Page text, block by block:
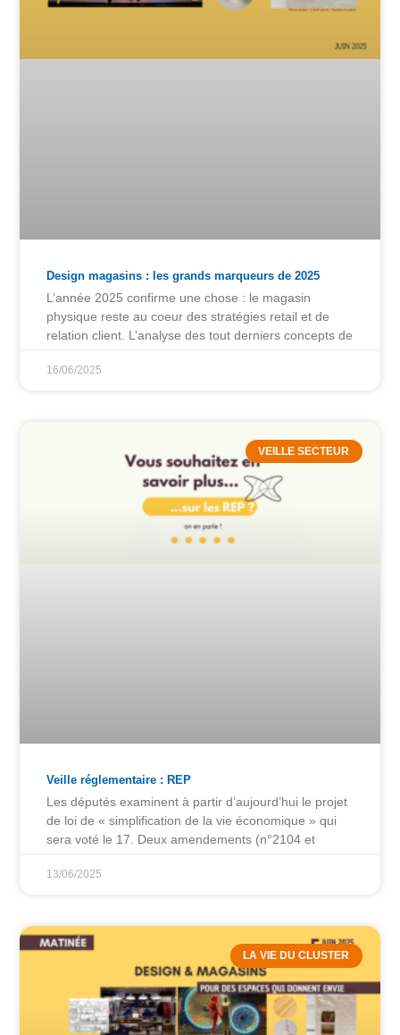
Design magasins : les grands marqueurs de 2025
L’année 2025 confirme une chose : le magasin
physique reste au coeur des stratégies retail et de
relation client. L’analyse des tout derniers concepts de
16/06/2025
VEILLE SECTEUR
Veille réglementaire : REP
Les députés examinent à partir d’aujourd’hui le projet
de loi de « simplification de la vie économique » qui
sera voté le 17. Deux amendements (n°2104 et
13/06/2025
LA VIE DU CLUSTER